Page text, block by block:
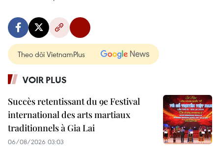
Theo dõi VietnamPlus
VOIR PLUS
Succès retentissant du 9e Festival
international des arts martiaux
traditionnels à Gia Lai
06/08/2026 03:03